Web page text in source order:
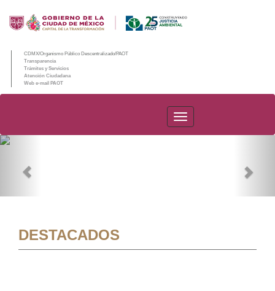
CDMX/Organismo Público Descentralizado/PAOT
Transparencia
Trámites y Servicios
Atención Ciudadana
Web e-mail PAOT
PAOT
DESTACADOS